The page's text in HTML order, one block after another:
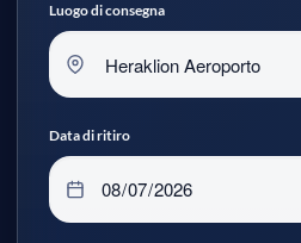
Luogo di consegna
Data di ritiro